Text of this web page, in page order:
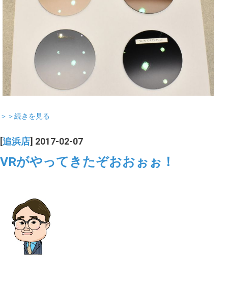
＞＞続きを見る
追浜店 ] 2017-02-07
VRがやってきたぞおおぉぉ！